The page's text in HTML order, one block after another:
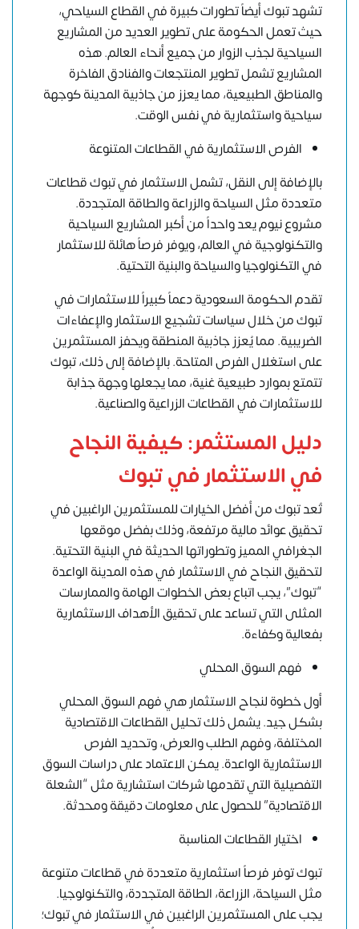
تشهد تبوك أيضاً تطورات كبيرة في القطاع السياحي،
حيث تعمل الحكومة على تطوير العديد من المشاريع
السياحية لجذب الزوار من جميع أنحاء العالم. هذه
المشاريع تشمل تطوير المنتجعات والفنادق الفاخرة
والمناطق الطبيعية، مما يعزز من جاذبية المدينة كوجهة
سياحية واستثمارية في نفس الوقت.
الفرص الاستثمارية في القطاعات المتنوعة
بالإضافة إلى النقل، تشمل الاستثمار في تبوك قطاعات
متعددة مثل السياحة والزراعة والطاقة المتجددة.
مشروع نيوم يعد واحداً من أكبر المشاريع السياحية
والتكنولوجية في العالم، ويوفر فرصاً هائلة للاستثمار
في التكنولوجيا والسياحة والبنية التحتية.
تقدم الحكومة السعودية دعماً كبيراً للاستثمارات في
تبوك من خلال سياسات تشجيع الاستثمار والإعفاءات
الضريبية. مما يُعزز جاذبية المنطقة ويحفز المستثمرين
على استغلال الفرص المتاحة. بالإضافة إلى ذلك، تبوك
تتمتع بموارد طبيعية غنية، مما يجعلها وجهة جذابة
للاستثمارات في القطاعات الزراعية والصناعية.
دليل المستثمر: كيفية النجاح
في الاستثمار في تبوك
تُعد تبوك من أفضل الخيارات للمستثمرين الراغبين في
تحقيق عوائد مالية مرتفعة، وذلك بفضل موقعها
الجغرافي المميز وتطوراتها الحديثة في البنية التحتية.
لتحقيق النجاح في الاستثمار في هذه المدينة الواعدة
“تبوك”، يجب اتباع بعض الخطوات الهامة والممارسات
المثلى التي تساعد على تحقيق الأهداف الاستثمارية
بفعالية وكفاءة.
فهم السوق المحلي
أول خطوة لنجاح الاستثمار هي فهم السوق المحلي
بشكل جيد. يشمل ذلك تحليل القطاعات الاقتصادية
المختلفة، وفهم الطلب والعرض، وتحديد الفرص
الاستثمارية الواعدة. يمكن الاعتماد على دراسات السوق
التفصيلية التي تقدمها شركات استشارية مثل “الشعلة
الاقتصادية” للحصول على معلومات دقيقة ومحدثة.
اختيار القطاعات المناسبة
تبوك توفر فرصاً استثمارية متعددة في قطاعات متنوعة
مثل السياحة، الزراعة، الطاقة المتجددة، والتكنولوجيا.
يجب على المستثمرين الراغبين في الاستثمار في تبوك؛